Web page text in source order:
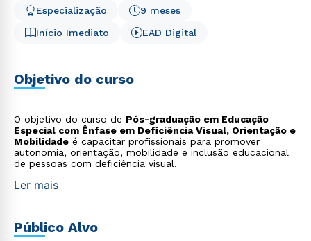
Início Imediato
9 meses
Especialização
EAD Digital
Objetivo do curso
O objetivo do curso de Pós-graduação em Educação
Especial com Ênfase em Deficiência Visual, Orientação e
Mobilidade é capacitar profissionais para promover
autonomia, orientação, mobilidade e inclusão educacional
de pessoas com deficiência visual.
Ler mais
Público Alvo